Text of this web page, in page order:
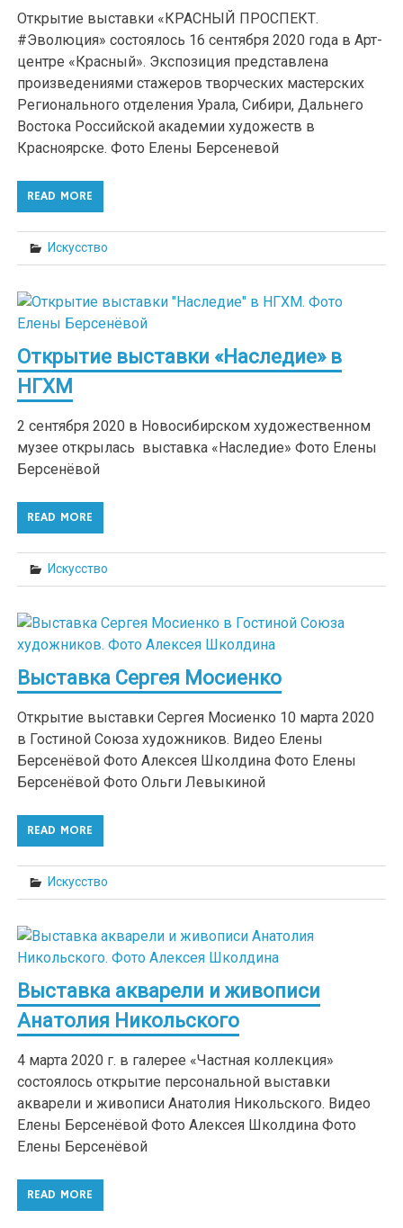
Открытие выставки «КРАСНЫЙ ПРОСПЕКТ.
#Эволюция» состоялось 16 сентября 2020 года в Арт-
центре «Красный». Экспозиция представлена
произведениями стажеров творческих мастерских
Регионального отделения Урала, Сибири, Дальнего
Востока Российской академии художеств в
Красноярске. Фото Елены Берсеневой
READ MORE
Искусство
Открытие выставки «Наследие» в
НГХМ
2 сентября 2020 в Новосибирском художественном
музее открылась выставка «Наследие» Фото Елены
Берсенёвой
READ MORE
Искусство
Выставка Сергея Мосиенко
Открытие выставки Сергея Мосиенко 10 марта 2020
в Гостиной Союза художников. Видео Елены
Берсенёвой Фото Алексея Школдина Фото Елены
Берсенёвой Фото Ольги Левыкиной
READ MORE
Искусство
Выставка акварели и живописи
Анатолия Никольского
4 марта 2020 г. в галерее «Частная коллекция»
состоялось открытие персональной выставки
акварели и живописи Анатолия Никольского. Видео
Елены Берсенёвой Фото Алексея Школдина Фото
Елены Берсенёвой
READ MORE